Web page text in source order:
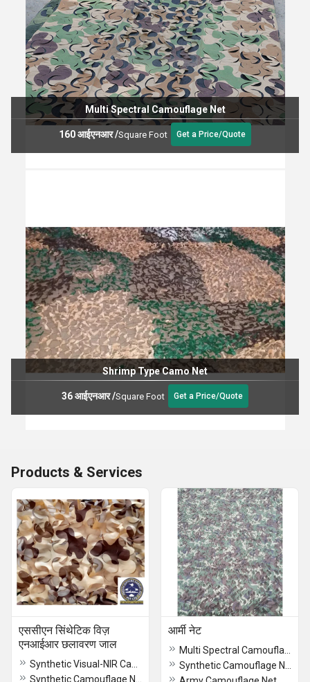
Multi Spectral Camouflage Net
160 आईएनआर/Square Foot Get a Price/Quote
Shrimp Type Camo Net
36 आईएनआर/Square Foot Get a Price/Quote
Products & Services
एससीएन सिंथेटिक विज़
एनआईआर छलावरण जाल
आर्मी नेट